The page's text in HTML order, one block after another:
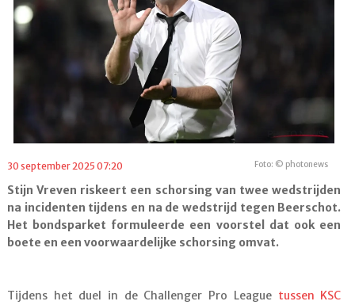
Foto: © photonews
30 september 2025 07:20
Stijn Vreven riskeert een schorsing van twee wedstrijden
na incidenten tijdens en na de wedstrijd tegen Beerschot.
Het bondsparket formuleerde een voorstel dat ook een
boete en een voorwaardelijke schorsing omvat.
Tijdens het duel in de Challenger Pro League tussen KSC